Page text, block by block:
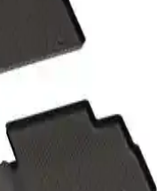
Uyumlu Premium
İnceleme
uyumlu, dayanıklı
Yüksek kalite, kolay
Zebra 3D
ve Koruma